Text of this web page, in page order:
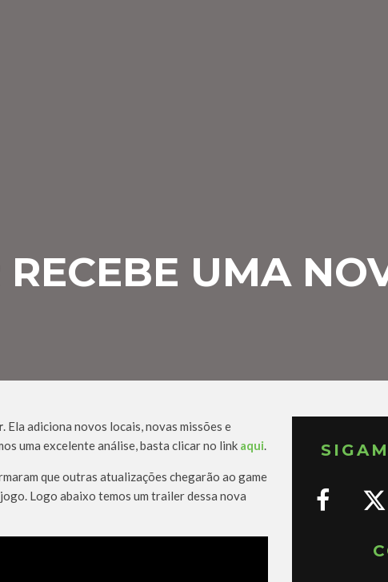
UMA
. Ela adiciona novos locais, novas missões e
uma excelente análise, basta clicar no link aqui.
que outras atualizações chegarão ao game
Logo abaixo temos um trailer dessa nova